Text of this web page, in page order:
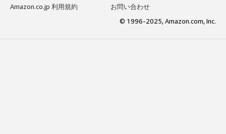
Amazon.co.jp 利用規約
お問い合わせ
© 1996-2025, Amazon.com, Inc.